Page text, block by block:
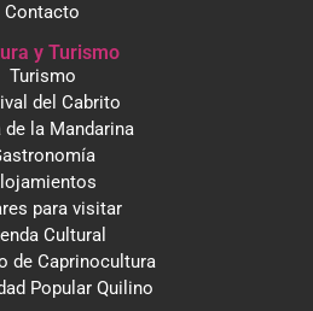
Contacto
y Turismo
Turismo
del Cabrito
de la Mandarina
para visitar
Cultural
de Caprinocultura
Popular Quilino